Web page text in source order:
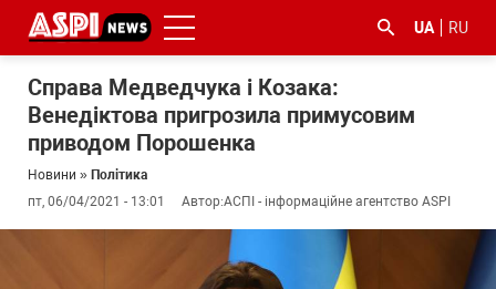
UA RU
Справа Медведчука і Козака:
Венедіктова пригрозила примусовим
приводом Порошенка
Новини » Політика
пт, 06/04/2021 - 13:01
Автор:АСПІ - інформаційне агентство ASPI
#ДФС #коронавірус